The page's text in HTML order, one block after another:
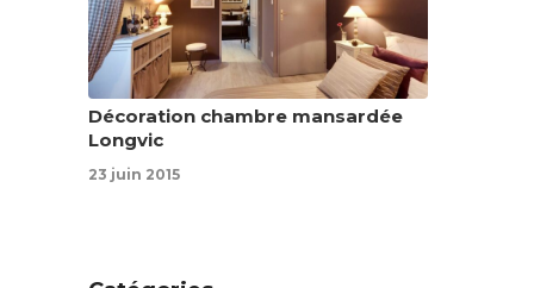
Décoration chambre mansardée
Longvic
23 juin 2015